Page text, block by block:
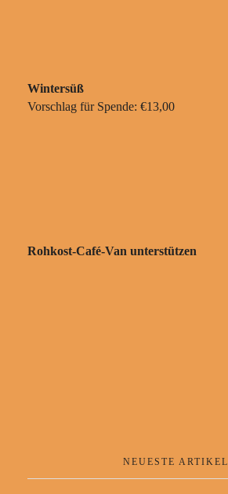
Wintersüß
Vorschlag für Spende: €13,00
Rohkost-Café-Van unterstützen
NEUESTE ARTIKEL